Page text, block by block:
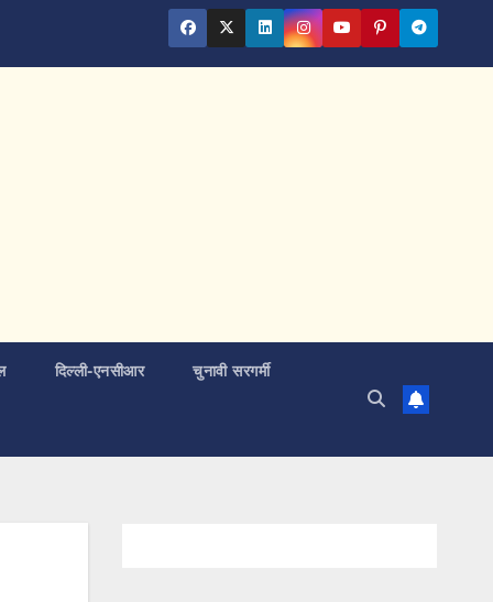
दिल्ली-एनसीआर चुनावी सरगर्मी